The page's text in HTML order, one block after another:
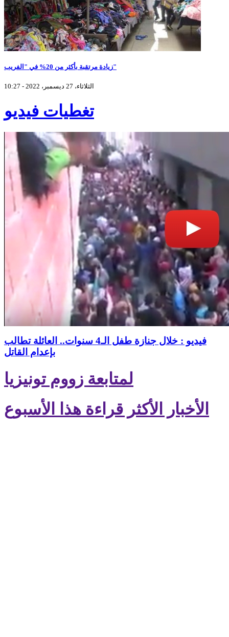
زيادة مرتقبة بأكثر من 20% في "الفريب"
الثلاثاء، 27 ديسمبر، 2022 - 10:27
تغطيات فيديو
فيديو : خلال جنازة طفل الـ4 سنوات.. العائلة تطالب
بإعدام القاتل
لمتابعة زووم تونيزيا
الأخبار الأكثر قراءة هذا الأسبوع